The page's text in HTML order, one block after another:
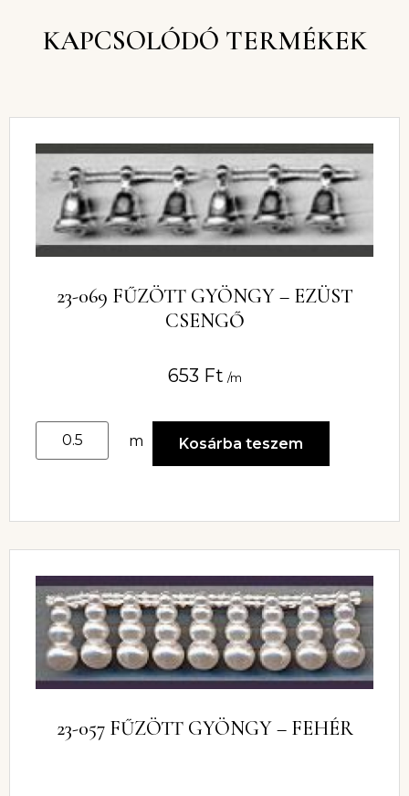
KAPCSOLÓDÓ TERMÉKEK
23-069 FŰZÖTT GYÖNGY – EZÜST
CSENGŐ
653 Ft /m
m Kosárba teszem
23-057 FŰZÖTT GYÖNGY – FEHÉR